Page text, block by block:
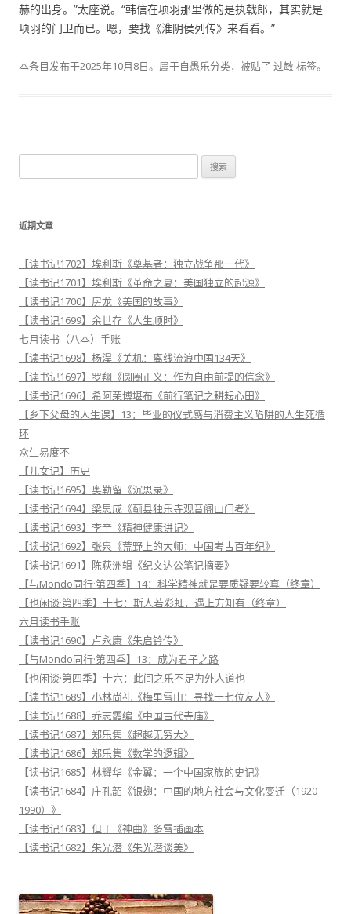
赫的出身。”太座说。“韩信在项羽那里做的是执戟郎，其实就是
项羽的门卫而已。嗯，要找《淮阴侯列传》来看看。”
本条目发布于2025年10月8日。属于自愚乐分类，被贴了 过敏标签。
索
近期文章
【读书记1702】埃利斯《奠基者：独立战争那一代》
【读书记1701】埃利斯《革命之夏：美国独立的起源》
【读书记1700】房龙《美国的故事》
【读书记1699】余世存《人生顺时》
七月读书（八本）手账
【读书记1698】杨淏《关机：离线流浪中国134天》
【读书记1697】罗翔《圆圈正义：作为自由前提的信念》
【读书记1696】希阿荣博堪布《前行笔记之耕耘心田》
【乡下父母的人生课】13：毕业的仪式感与消费主义陷阱的人生死循
环
众生易度不
【儿女记】历史
【读书记1695】奥勒留《沉思录》
【读书记1694】梁思成《蓟县独乐寺观音阁山门考》
【读书记1693】李辛《精神健康讲记》
【读书记1692】张泉《荒野上的大师：中国考古百年纪》
【读书记1691】陈荻洲辑《纪文达公笔记摘要》
【与Mondo同行·第四季】14：科学精神就是要质疑要较真（终章）
【也闲谈·第四季】十七：斯人若彩虹，遇上方知有（终章）
六月读书手账
【读书记1690】卢永康《朱启钤传》
【与Mondo同行·第四季】13：成为君子之路
【也闲谈·第四季】十六：此间之乐不足为外人道也
【读书记1689】小林尚礼《梅里雪山：寻找十七位友人》
【读书记1688】乔志霞编《中国古代寺庙》
【读书记1687】郑乐隽《超越无穷大》
【读书记1686】郑乐隽《数学的逻辑》
【读书记1685】林耀华《金翼：一个中国家族的史记》
【读书记1684】庄孔韶《银翅：中国的地方社会与文化变迁（1920-
1990）》
【读书记1683】但丁《神曲》多雷插画本
【读书记1682】朱光潜《朱光潜谈美》